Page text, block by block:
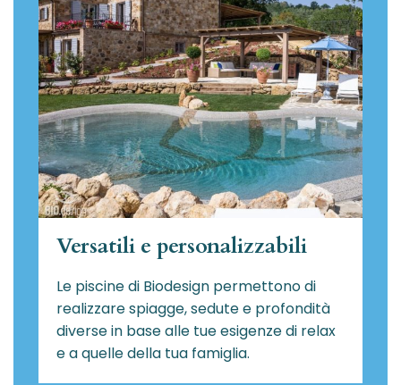
Versatili e personalizzabili
Le piscine di Biodesign permettono di
realizzare spiagge, sedute e profondità
diverse in base alle tue esigenze di relax
e a quelle della tua famiglia.